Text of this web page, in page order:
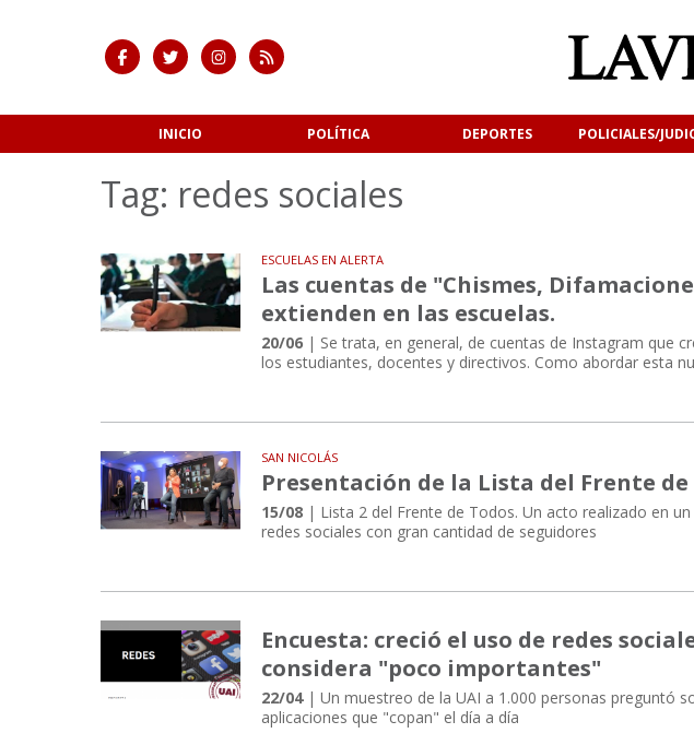
INICIO POLÍTICA DEPORTES POLICIALES/
Tag: redes sociales
ESCUELAS EN ALERTA
Las cuentas de "Chismes,
extienden en las escuelas.
20/06 | Se trata, en general, de cuentas de Instagram que
los estudiantes, docentes y directivos. Como abordar esta
SAN NICOLÁS
Presentación de la Lista del Frente de
15/08 | Lista 2 del Frente de Todos. Un acto realizado en
redes sociales con gran cantidad de seguidores
Encuesta: creció el uso de redes
considera "poco importantes"
22/04| Un muestreo de la UAI a 1.000 personas preguntó
aplicaciones que "copan" el día a día